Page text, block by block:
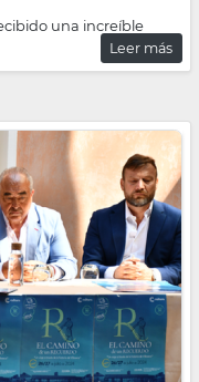
una increíble
Leer más